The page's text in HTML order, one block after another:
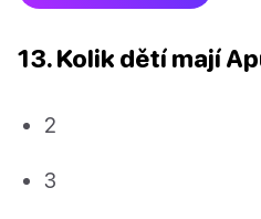
13. Kolik dětí mají
2
3